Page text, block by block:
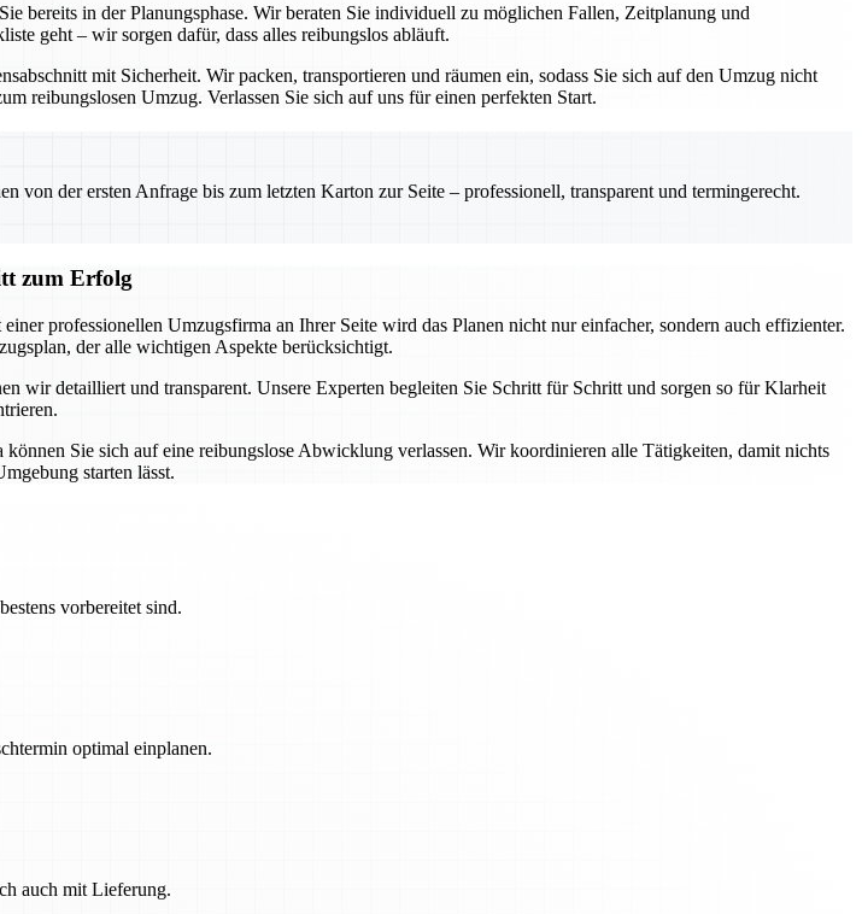
bereits in der Planungsphase. Wir beraten Sie individuell zu möglichen Fallen, Zeitplanung und
geht – wir sorgen dafür, dass alles reibungslos abläuft.
mit Sicherheit. Wir packen, transportieren und räumen ein, sodass Sie sich auf den Umzug nicht
reibungslosen Umzug. Verlassen Sie sich auf uns für einen perfekten Start.
von der ersten Anfrage bis zum letzten Karton zur Seite – professionell, transparent und termingerecht.
zum Erfolg
professionellen Umzugsfirma an Ihrer Seite wird das Planen nicht nur einfacher, sondern auch effizienter.
der alle wichtigen Aspekte berücksichtigt.
detailliert und transparent. Unsere Experten begleiten Sie Schritt für Schritt und sorgen so für Klarheit
Sie sich auf eine reibungslose Abwicklung verlassen. Wir koordinieren alle Tätigkeiten, damit nichts
starten lässt.
vorbereitet sind.
optimal einplanen.
auch mit Lieferung.